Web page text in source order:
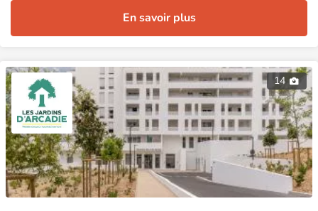
En savoir plus
14